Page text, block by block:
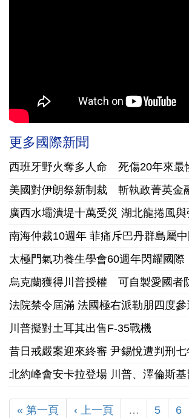
更多國際新聞
西班牙野火奪多人命 死傷20年來最
美國對伊朗祭新制裁 斬執政菁英金
南海仲裁10週年 菲痛斥巴丹群島屬中
烏克蘭獲得川普授權 可自製愛國者
法院禁令屆滿 法國極右派勒朋四度
川普擬對土耳其出售F-35戰機
昔日戒嚴案迎來終審 尹錫悅遭判刑七
北約峰會安卡拉登場 川普、澤倫斯基
« 第一頁 ‹ 上一頁 … 5 6